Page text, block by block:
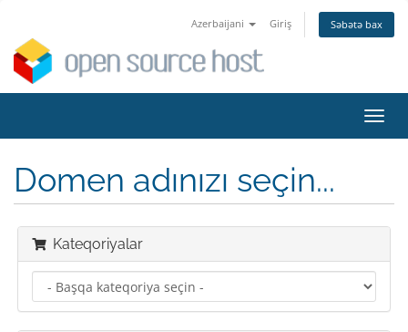
Azerbaijani Giriş Səbətə bax
keçid
Domen adınızı seçin...
Kateqoriyalar